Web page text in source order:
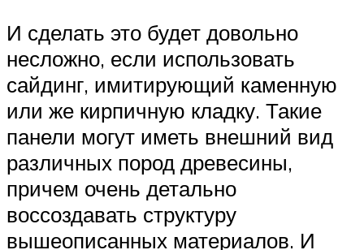
И сделать это будет довольно
несложно, если использовать
сайдинг, имитирующий каменную
или же кирпичную кладку. Такие
панели могут иметь внешний вид
различных пород древесины,
причем очень детально
воссоздавать структуру
вышеописанных материалов. И